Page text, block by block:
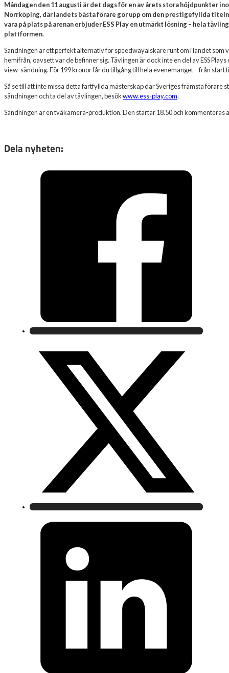
Måndagen den 11 augusti är det dags för en av årets stora höjdpunkter
Norrköping, där landets bästa förare gör upp om den prestigefyllda
vara på plats på arenan erbjuder ESS Play en utmärkt lösning – hela
plattformen.
Sändningen är ett perfekt alternativ för speedwayälskare runt om i landet
hemifrån, oavsett var de befinner sig. Tävlingen är dock inte en del av ESS
view-sändning. För 199 kronor får du tillgång till hela evenemanget – från start
Så se till att inte missa detta fartfyllda mästerskap där Sveriges främsta förare
sändningen och ta del av tävlingen, besökwww.ess-play.com.
Sändningen är en tvåkamera-produktion. Den startar 18.50 och kommenteras
Dela nyheten: